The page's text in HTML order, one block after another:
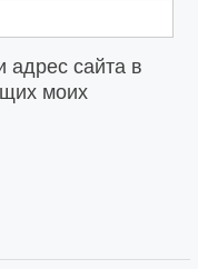
адрес сайта в
моих